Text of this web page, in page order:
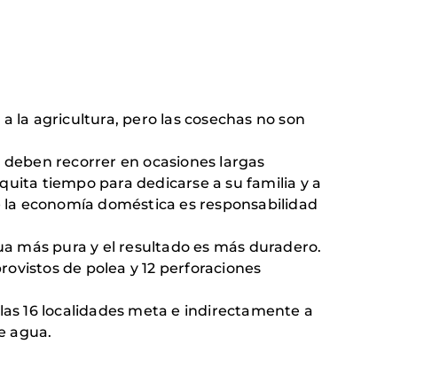
la agricultura, pero las cosechas no son
recorrer en ocasiones largas
tiempo para dedicarse a su familia y a
economía doméstica es responsabilidad
más pura y el resultado es más duradero.
de polea y 12 perforaciones
16 localidades meta e indirectamente a
agua.